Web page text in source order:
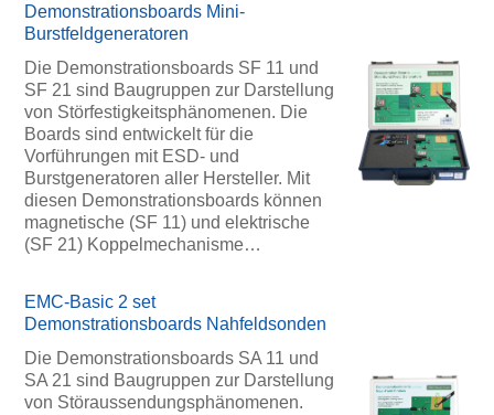
Demonstrationsboards Mini-
Burstfeldgeneratoren
Die Demonstrationsboards SF 11 und
SF 21 sind Baugruppen zur Darstellung
von Störfestigkeitsphänomenen. Die
Boards sind entwickelt für die
Vorführungen mit ESD- und
Burstgeneratoren aller Hersteller. Mit
diesen Demonstrationsboards können
magnetische (SF 11) und elektrische
(SF 21) Koppelmechanisme…
EMC-Basic 2 set
Demonstrationsboards Nahfeldsonden
Die Demonstrationsboards SA 11 und
SA 21 sind Baugruppen zur Darstellung
von Störaussendungsphänomenen.